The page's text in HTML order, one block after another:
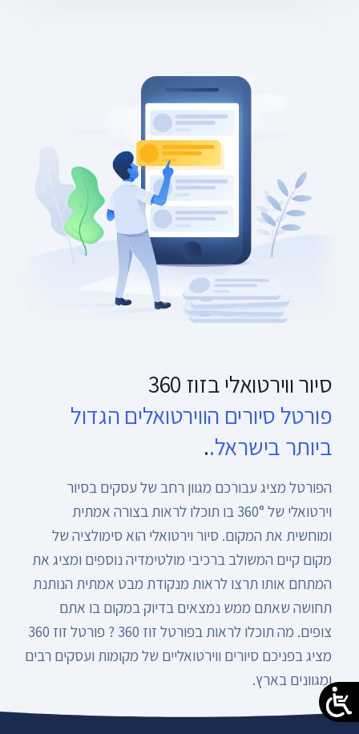
סיור ווירטואלי בזוז 360
פורטל סיורים הווירטואלים הגדול
ביותר בישראל..
הפורטל מציג עבורכם מגוון רחב של עסקים בסיור
וירטואלי של 360° בו תוכלו לראות בצורה אמתית
ומוחשית את המקום. סיור וירטואלי הוא סימולציה של
מקום קיים המשולב ברכיבי מולטימדיה נוספים ומציג את
המתחם אותו תרצו לראות מנקודת מבט אמתית הנותנת
תחושה שאתם ממש נמצאים בדיוק במקום בו אתם
צופים. מה תוכלו לראות בפורטל זוז 360 ? פורטל זוז 360
מציג בפניכם סיורים ווירטואליים של מקומות ועסקים רבים
ומגוונים בארץ.